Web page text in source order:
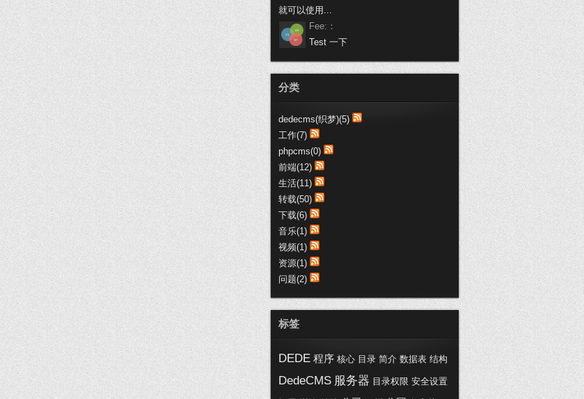
就可以使用...
Fee:：
Test 一下
做个程序员挺不容易的，身有体会
趣购网:：
这些代码真心不错，收藏了哦
黑喵客:：
不错不错，都是医疗行业-SEM干货
呀，加...
浦西vip:：
交换链接，您的博客写的不错。
分类
dedecms(织梦)(5)
工作(7)
phpcms(0)
前端(12)
生活(11)
转载(50)
下载(6)
音乐(1)
视频(1)
资源(1)
问题(2)
标签
DEDE 程序 核心 目录 简介 数据表 结构
DedeCMS 服务器 目录权限 安全设置